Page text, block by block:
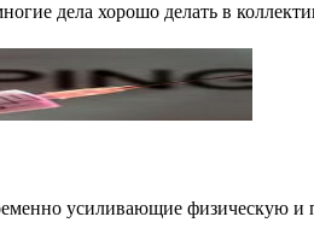
дела хорошо делать в
усиливающие физическую и